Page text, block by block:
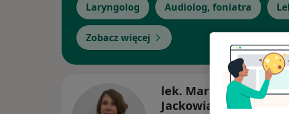
Laryngolog Audiolog, foniatra
Zobacz więcej
lek. Maria Żywicka-
Jackowiak